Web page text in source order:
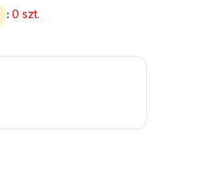
: 0 szt.